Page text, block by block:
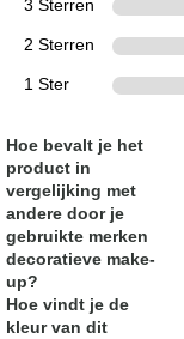
3 Sterren
2 Sterren
1 Ster
Hoe bevalt je het
product in
vergelijking met
andere door je
gebruikte merken
decoratieve make-
up?
Hoe vindt je de
kleur van dit